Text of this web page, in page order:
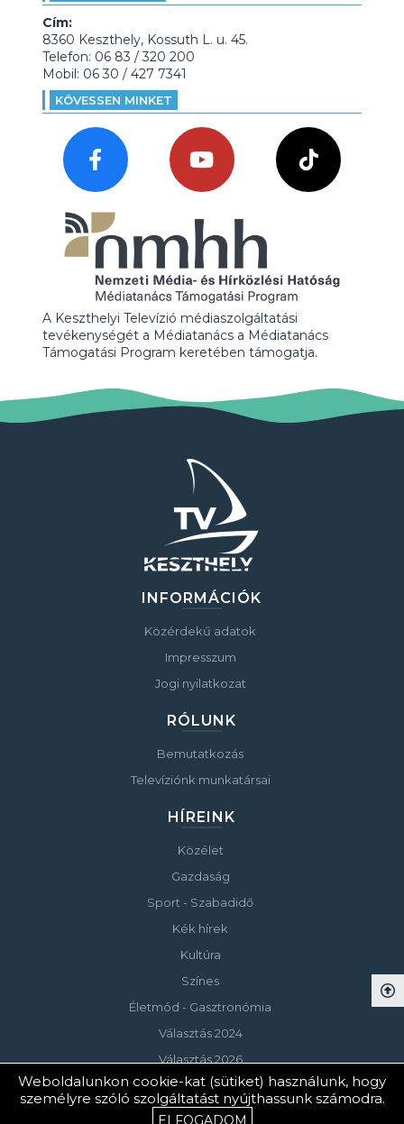
Cím:
8360 Keszthely, Kossuth L. u. 45.
Telefon: 06 83 / 320 200
Mobil: 06 30 / 427 7341
KÖVESSEN MINKET
A Keszthelyi Televízió médiaszolgáltatási
tevékenységét a Médiatanács a Médiatanács
Támogatási Program keretében támogatja.
INFORMÁCIÓK
Közérdekű adatok
Impresszum
Jogi nyilatkozat
RÓLUNK
Bemutatkozás
Televíziónk munkatársai
HÍREINK
Közélet
Gazdaság
Sport - Szabadidő
Kék hírek
Kultúra
Színes
Életmód - Gasztronómia
Választás 2024
Választás 2026
© Copyright 2023 Keszthelyi Televízió
Weboldalunkon cookie-kat (sütiket) használunk, hogy
személyre szóló szolgáltatást nyújthassunk számodra.
ELFOGADOM